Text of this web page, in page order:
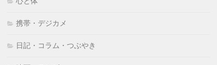
携帯・デジカメ
日記・コラム・つぶやき